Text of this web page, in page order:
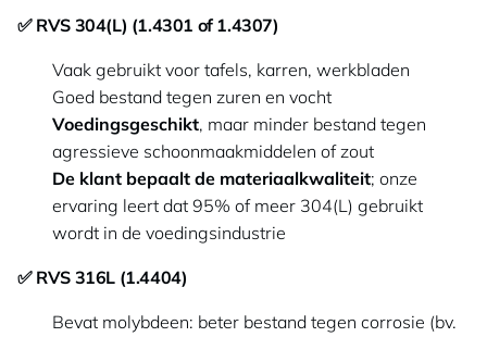
✅ RVS 304(L) (1.4301 of 1.4307)
Vaak gebruikt voor tafels, karren, werkbladen
Goed bestand tegen zuren en vocht
Voedingsgeschikt, maar minder bestand tegen
agressieve schoonmaakmiddelen of zout
De klant bepaalt de materiaalkwaliteit; onze
ervaring leert dat 95% of meer 304(L) gebruikt
wordt in de voedingsindustrie
✅ RVS 316L (1.4404)
Bevat molybdeen: beter bestand tegen corrosie (bv.